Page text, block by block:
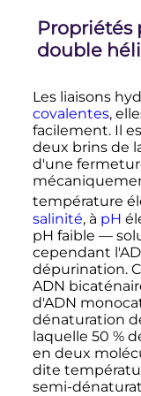
Propriétés
double
Les liaisons
covalentes,
facilement. Il
deux brins de
d'une
température
salinité, à pH
pH faible —
cependant
dépurination.
ADN
d'ADN
dénaturation
laquelle 50 %
en deux
dite
semi-